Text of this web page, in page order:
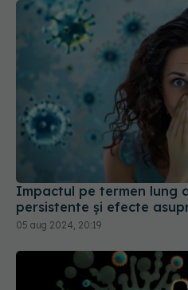
Impactul pe termen lung
persistente și efecte
05 aug 2024, 20:19